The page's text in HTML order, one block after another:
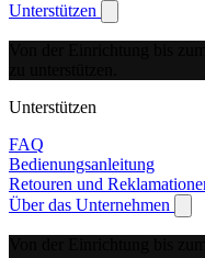
Unterstützen
Show
Unterstützen
FAQ
Bedienungsanleitung
Retouren und
Über das Unternehmen